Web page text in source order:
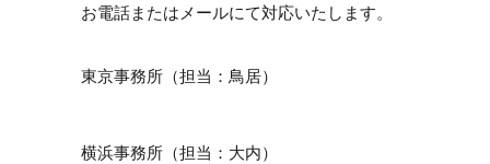
お電話またはメールにて対応いたします。
東京事務所（担当：鳥居）
横浜事務所（担当：大内）